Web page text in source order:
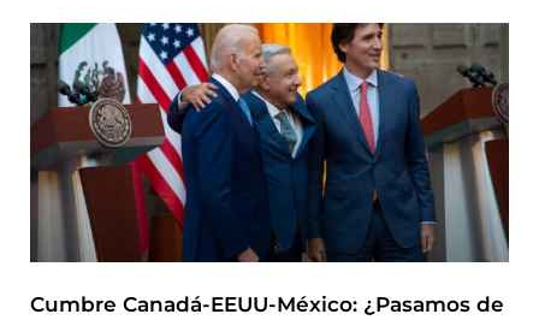
Cumbre Canadá-EEUU-México: ¿Pasamos de